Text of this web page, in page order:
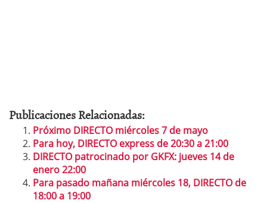
Publicaciones Relacionadas:
Próximo DIRECTO miércoles 7 de mayo
Para hoy, DIRECTO express de 20:30 a 21:00
DIRECTO patrocinado por GKFX: jueves 14 de
enero 22:00
Para pasado mañana miércoles 18, DIRECTO de
18:00 a 19:00